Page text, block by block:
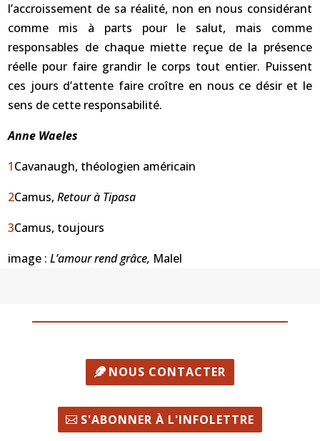
l’accroissement de sa réalité, non en nous considérant
comme mis à parts pour le salut, mais comme
responsables de chaque miette reçue de la présence
réelle pour faire grandir le corps tout entier. Puissent
ces jours d’attente faire croître en nous ce désir et le
sens de cette responsabilité.
Anne Waeles
1Cavanaugh, théologien américain
2Camus,Retour à Tipasa
3Camus, toujours
image :L’amour rend grâce, Malel
NOUS CONTACTER
S'ABONNER À L'INFOLETTRE